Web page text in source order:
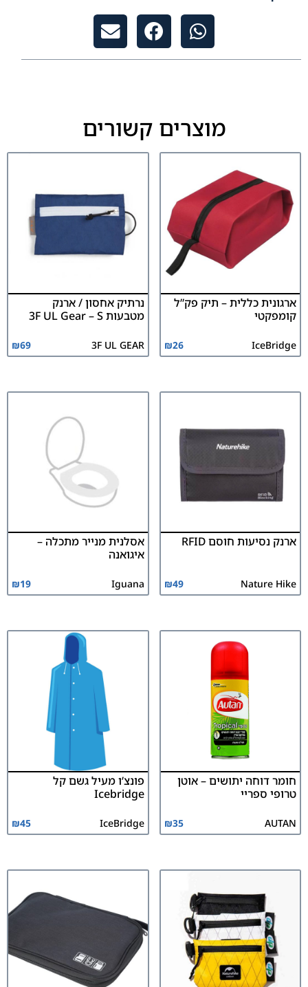
מוצרים קשורים
ארגונית כללית – תיק פק”ל
קומפקטי
IceBridge
₪26
נרתיק אחסון / ארנק
מטבעות 3F UL Gear – S
3F UL GEAR
₪69
ארנק נסיעות חוסם RFID
Nature Hike
₪49
אסלנית מנייר מתכלה –
איגואנה
Iguana
₪19
חומר דוחה יתושים – אוטן
טרופי ספריי
AUTAN
₪35
פונצ’ו מעיל גשם קל
Icebridge
IceBridge
₪45